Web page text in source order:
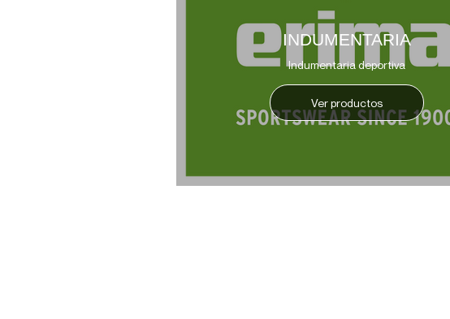
INDUMENTARIA
Indumentaria deportiva
Ver productos